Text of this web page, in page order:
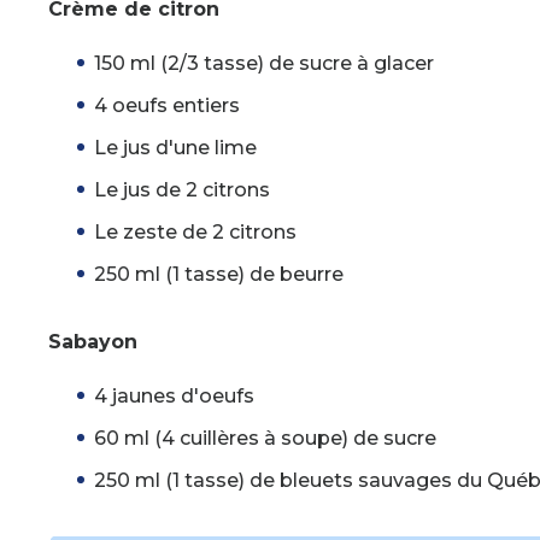
Crème de citron
150 ml (2/3 tasse) de sucre à glacer
4 oeufs entiers
Le jus d'une lime
Le jus de 2 citrons
Le zeste de 2 citrons
250 ml (1 tasse) de beurre
Sabayon
4 jaunes d'oeufs
60 ml (4 cuillères à soupe) de sucre
250 ml (1 tasse) de bleuets sauvages du